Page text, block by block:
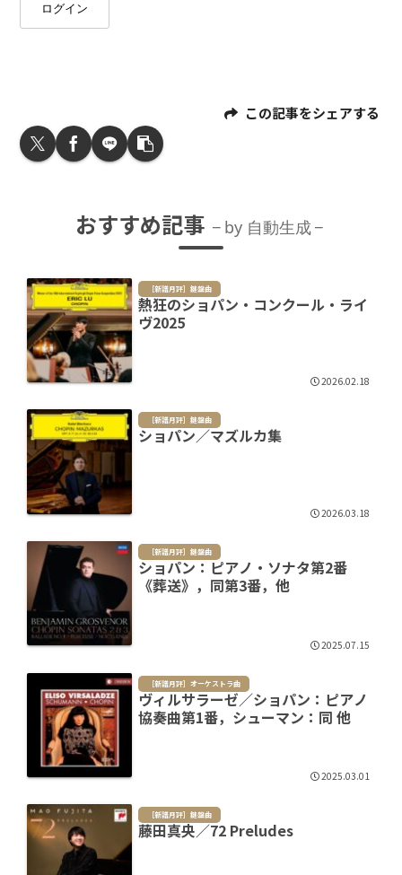
ログイン
この記事をシェアする
おすすめ記事 by 自動生成
［新譜月評］鍵盤曲
熱狂のショパン・コンクール・ライ
ヴ2025
2026.02.18
［新譜月評］鍵盤曲
ショパン／マズルカ集
2026.03.18
［新譜月評］鍵盤曲
ショパン：ピアノ・ソナタ第2番
《葬送》，同第3番，他
2025.07.15
［新譜月評］オーケストラ曲
ヴィルサラーゼ／ショパン：ピアノ
協奏曲第1番，シューマン：同 他
2025.03.01
［新譜月評］鍵盤曲
藤田真央／72 Preludes